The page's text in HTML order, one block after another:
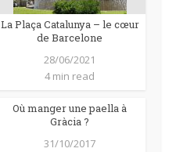
La Plaça Catalunya – le cœur
de Barcelone
28/06/2021
4 min read
Où manger une paella à
Gràcia ?
31/10/2017